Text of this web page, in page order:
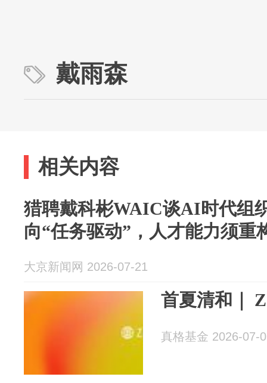
戴雨森
相关内容
猎聘戴科彬WAIC谈AI时代组
向“任务驱动”，人才能力须重
大京新闻网 2026-07-21
首夏清和｜
真格基金 2026-07-